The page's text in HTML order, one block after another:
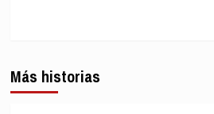
Más historias